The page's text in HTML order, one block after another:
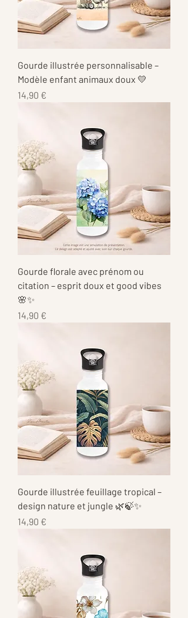
Gourde illustrée personnalisable –
Modèle enfant animaux doux 💛
Prix
14,90 €
Gourde florale avec prénom ou
citation – esprit doux et good vibes
🌸✨
Prix
14,90 €
Gourde illustrée feuillage tropical –
design nature et jungle 🌿🍃✨
Prix
14,90 €